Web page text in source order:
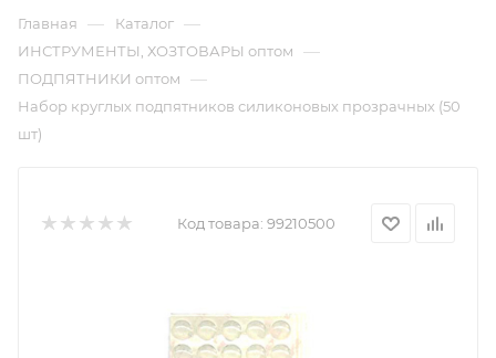
Главная — Каталог —
ИНСТРУМЕНТЫ, ХОЗТОВАРЫ оптом —
ПОДПЯТНИКИ оптом —
Набор круглых подпятников силиконовых прозрачных (50
шт)
Код товара: 99210500